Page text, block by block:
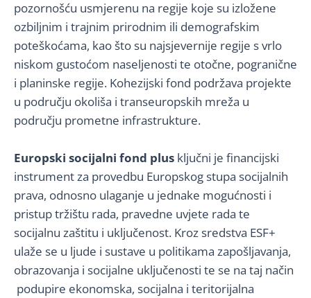
pozornošću usmjerenu na regije koje su izložene
ozbiljnim i trajnim prirodnim ili demografskim
poteškoćama, kao što su najsjevernije regije s vrlo
niskom gustoćom naseljenosti te otočne, pogranične
i planinske regije. Kohezijski fond podržava projekte
u području okoliša i transeuropskih mreža u
području prometne infrastrukture.
Europski socijalni fond plus ključni je financijski
instrument za provedbu Europskog stupa socijalnih
prava, odnosno ulaganje u jednake mogućnosti i
pristup tržištu rada, pravedne uvjete rada te
socijalnu zaštitu i uključenost. Kroz sredstva ESF+
ulaže se u ljude i sustave u politikama zapošljavanja,
obrazovanja i socijalne uključenosti te se na taj način
podupire ekonomska, socijalna i teritorijalna